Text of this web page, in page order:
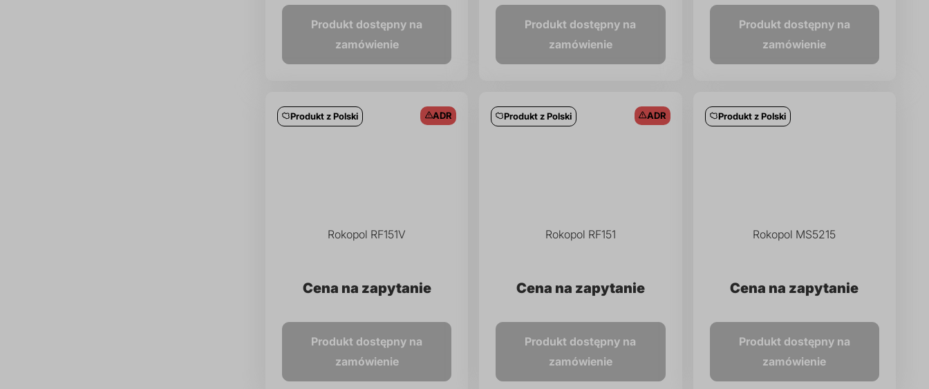
Produkt dostępny na
zamówienie
Produkt dostępny na
zamówienie
Produkt dostępny na
zamówienie
Produkt z Polski ADR
Rokopol RF151V
Cena na zapytanie
Produkt dostępny na
zamówienie
Produkt z Polski ADR
Rokopol RF151
Cena na zapytanie
Produkt dostępny na
zamówienie
Produkt z Polski
Rokopol MS5215
Cena na zapytanie
Produkt dostępny na
zamówienie